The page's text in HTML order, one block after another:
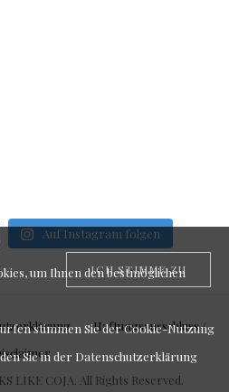
Auf Instagram folgen
Haftungsausschluss /
LIKE COJA. All Rights Reserved.
ICH STIMME ZU
um Ihnen den bestmöglichen
stimmen Sie der Cookie-Nutzung
Sie in der Datenschutzerklärung